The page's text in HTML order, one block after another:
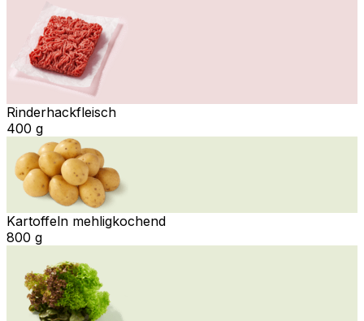
Rinderhackfleisch
400 g
Kartoffeln mehligkochend
800 g